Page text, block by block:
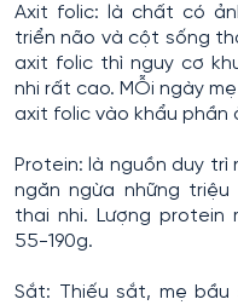
Axit folic: là chất có
triển não và cột sống
axit folic thì nguy cơ
nhi rất cao. MỖi ngày
axit folic vào khẩu phần
Protein: là nguồn duy
ngăn ngừa những
thai nhi. Lượng
55-190g.
Sắt: Thiếu sắt, mẹ